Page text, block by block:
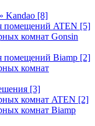
Kandao [8]
помещений ATEN [5]
комнат Gonsin
помещений Biamp [2]
комнат
[3]
комнат ATEN [2]
комнат Biamp